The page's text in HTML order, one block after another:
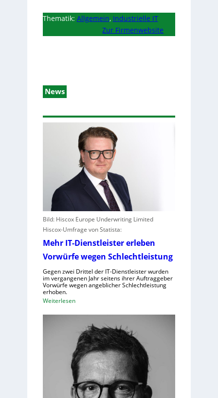
Thematik: Allgemein, Industrielle IT
Zur Firmenwebsite
News
Bild: Hiscox Europe Underwriting Limited
Hiscox-Umfrage von Statista:
Mehr IT-Dienstleister erleben
Vorwürfe wegen Schlechtleistung
Gegen zwei Drittel der IT-Dienstleister wurden
im vergangenen Jahr seitens ihrer Auftraggeber
Vorwürfe wegen angeblicher Schlechtleistung
erhoben.
Weiterlesen:
r
I
T
D
i